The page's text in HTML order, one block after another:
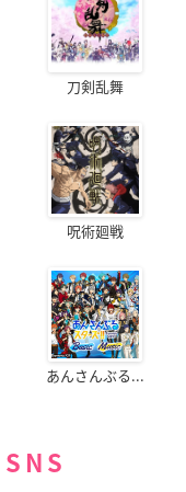
刀剣乱舞
呪術廻戦
あんさんぶる...